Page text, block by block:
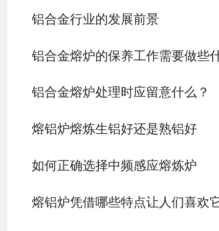
铝合金行业的发展前景
铝合金熔炉的保养工作需要做些
铝合金熔炉处理时应留意什么？
熔铝炉熔炼生铝好还是熟铝好
如何正确选择中频感应熔炼炉
熔铝炉凭借哪些特点让人们喜欢